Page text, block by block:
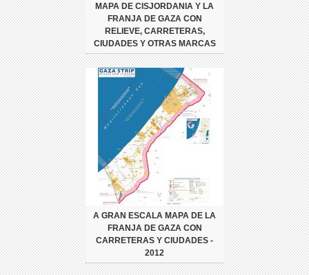
MAPA DE CISJORDANIA Y LA
FRANJA DE GAZA CON
RELIEVE, CARRETERAS,
CIUDADES Y OTRAS MARCAS
A GRAN ESCALA MAPA DE LA
FRANJA DE GAZA CON
CARRETERAS Y CIUDADES -
2012